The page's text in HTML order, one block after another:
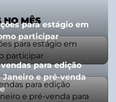
NO MÊSpara estágio em
participar
para edição
Janeiro e pré-venda